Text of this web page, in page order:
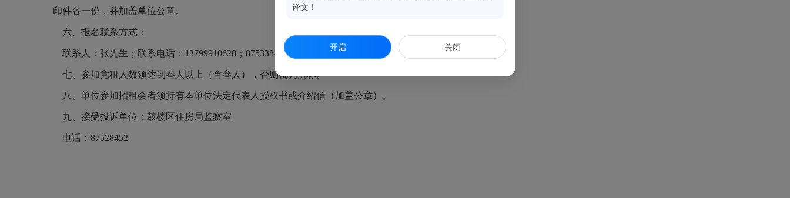
印件各一份，并加盖单位公章。
六、报名联系方式：
联系人：张先生；联系电话：13799910628；87533848
七、参加竞租人数须达到叁人以上（含叁人），否则视为流标。
八、单位参加招租会者须持有本单位法定代表人授权书或介绍信（加盖公章）。
九、接受投诉单位：鼓楼区住房局监察室
电话：87528452
译文！
开启 关闭